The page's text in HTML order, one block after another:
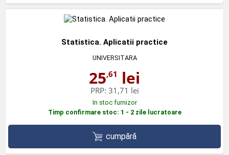
Statistica. Aplicatii practice
UNIVERSITARA
25,61 lei
PRP: 31,71 lei
In stoc furnizor
Timp confirmare stoc: 1 - 2 zile lucratoare
cumpără